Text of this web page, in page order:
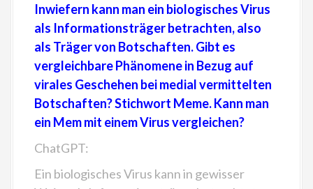
Inwiefern kann man ein biologisches Virus
als Informationsträger betrachten, also
als Träger von Botschaften. Gibt es
vergleichbare Phänomene in Bezug auf
virales Geschehen bei medial vermittelten
Botschaften? Stichwort Meme. Kann man
ein Mem mit einem Virus vergleichen?
ChatGPT:
Ein biologisches Virus kann in gewisser